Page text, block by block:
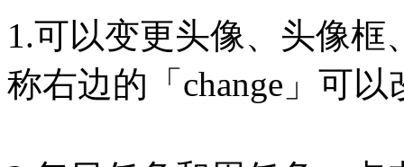
1.可以变更头像、头像
称右边的「change」可以